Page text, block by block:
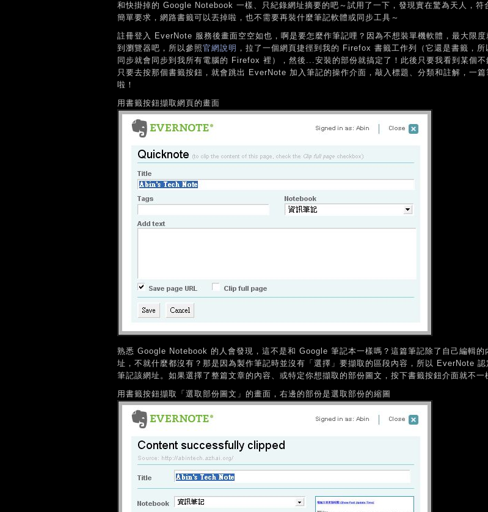
和快掛掉的 Google Notebook 一樣、只紀錄網址摘要的吧～試用了一下，發現實在驚為天人，符
簡單要求，網路書籤可以丟掉啦，也不需要再裝什麼筆記軟體或同步工具～
註冊登入 EverNote 服務後畫面空空如也，啊是要怎麼作筆記哩？因為不想裝單機軟體，最大限度
到瀏覽器吧，所以參照官網說明 ，拉了一個網頁捷徑到我的 Firefox 書籤工作列（它還是書籤，所
同步就會同步到我所有電腦的 Firefox 裡），然後...安裝的部份就搞定了！此後只要我看到某個不
只要去按那個書籤按鈕，就會跳出 EverNote 加入筆記的操作介面，敲入標題、分類和註解，一篇
啦！
用書籤按鈕擷取網頁的畫面
熟悉 Google Notebook 的人會發現，這不是和 Google 筆記本一樣嗎？這篇筆記除了自己編輯的
址，不就什麼都沒有？那是因為製作筆記時並沒有「選擇」要擷取的區段內容，所以 EverNote 認
筆記該網址。如果選擇了整篇文章的內容、或特定你想擷取的部份圖文，按下書籤按鈕介面就不一
用書籤按鈕擷取「選取部份圖文」的畫面，右邊的部份是選取部份的縮圖